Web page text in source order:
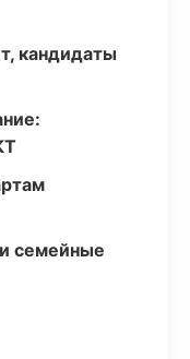
кандидаты
семейные